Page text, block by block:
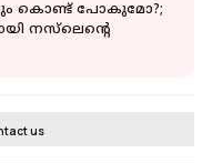
കൊണ്ട് പോകുമോ?;
നസ്‌ലെന്റെ
us